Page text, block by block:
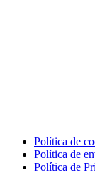
Política de
Política de
Política de